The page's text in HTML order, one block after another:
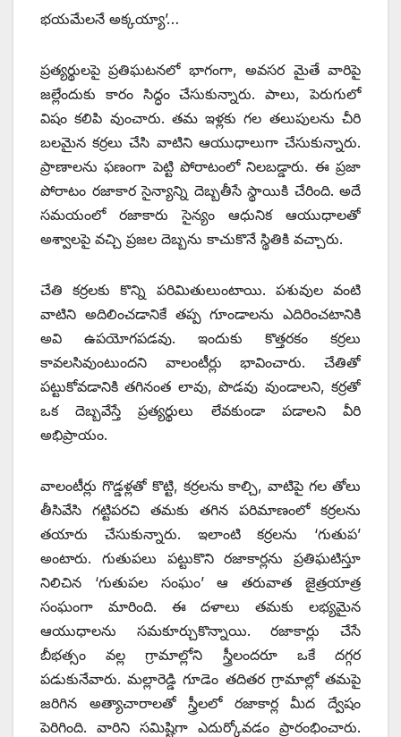
భయమేలనే అక్కయ్యా’…
ప్రత్యర్థులపై ప్రతిఘటనలో భాగంగా, అవసర మైతే వారిపై
జల్లేందుకు కారం సిద్ధం చేసుకున్నారు. పాలు, పెరుగులో
విషం కలిపి వుంచారు. తమ ఇళ్లకు గల తలుపులను చీరి
బలమైన కర్రలు చేసి వాటిని ఆయుధాలుగా చేసుకున్నారు.
ప్రాణాలను ఫణంగా పెట్టి పోరాటంలో నిలబడ్డారు. ఈ ప్రజా
పోరాటం రజాకార సైన్యాన్ని దెబ్బతీసే స్థాయికి చేరింది. అదే
సమయంలో రజాకారు సైన్యం ఆధునిక ఆయుధాలతో
అశ్వాలపై వచ్చి ప్రజల దెబ్బను కాచుకొనే స్థితికి వచ్చారు.
చేతి కర్రలకు కొన్ని పరిమితులుంటాయి. పశువుల వంటి
వాటిని అదిలించడానికే తప్ప గూండాలను ఎదిరించటానికి
అవి ఉపయోగపడవు. ఇందుకు కొత్తరకం కర్రలు
కావలసివుంటుందని వాలంటీర్లు భావించారు. చేతితో
పట్టుకోవడానికి తగినంత లావు, పొడవు వుండాలని, కర్రతో
ఒక దెబ్బవేస్తే ప్రత్యర్థులు లేవకుండా పడాలని వీరి
అభిప్రాయం.
వాలంటీర్లు గొడ్డళ్లతో కొట్టి, కర్రలను కాల్చి, వాటిపై గల తోలు
తీసివేసి గట్టిపరచి తమకు తగిన పరిమాణంలో కర్రలను
తయారు చేసుకున్నారు. ఇలాంటి కర్రలను ‘గుతుప’
అంటారు. గుతుపలు పట్టుకొని రజాకార్లను ప్రతిఘటిస్తూ
నిలిచిన ‘గుతుపల సంఘం’ ఆ తరువాత జైత్రయాత్ర
సంఘంగా మారింది. ఈ దళాలు తమకు లభ్యమైన
ఆయుధాలను సమకూర్చుకొన్నాయి. రజాకార్లు చేసే
బీభత్సం వల్ల గ్రామాల్లోని స్త్రీలందరూ ఒకే దగ్గర
పడుకునేవారు. మల్లారెడ్డి గూడెం తదితర గ్రామాల్లో తమపై
జరిగిన అత్యాచారాలతో స్త్రీలలో రజాకార్ల మీద ద్వేషం
పెరిగింది. వారిని సమిష్టిగా ఎదుర్కోవడం ప్రారంభించారు.